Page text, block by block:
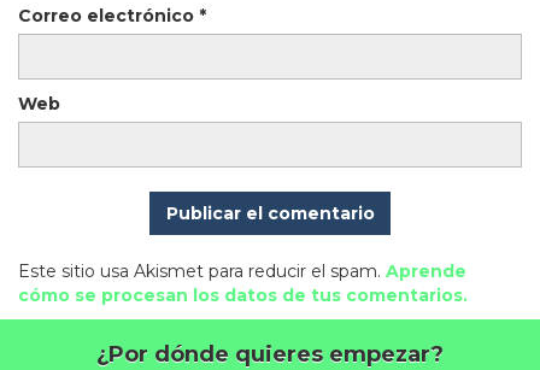
Correo electrónico *
Web
Este sitio usa Akismet para reducir el spam. Aprende
cómo se procesan los datos de tus comentarios.
¿Por dónde quieres empezar?